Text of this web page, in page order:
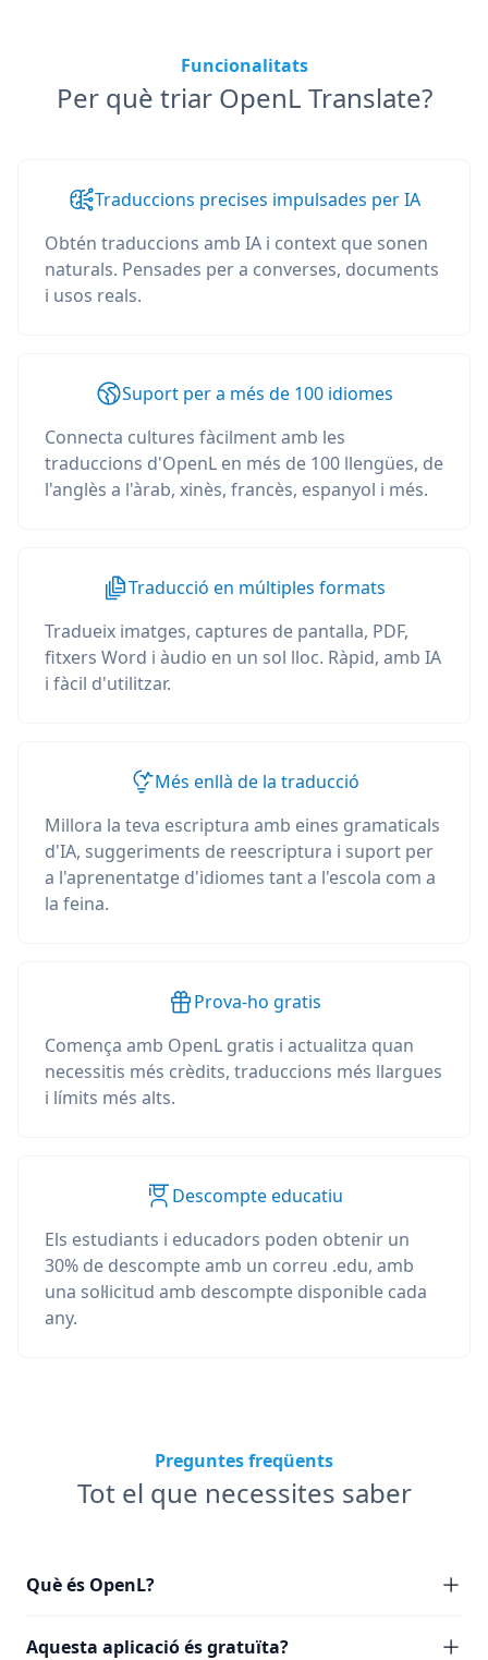
Funcionalitats
Per què triar OpenL Translate?
Traduccions precises impulsades per IA
Obtén traduccions amb IA i context que sonen
naturals. Pensades per a converses, documents
i usos reals.
Suport per a més de 100 idiomes
Connecta cultures fàcilment amb les
traduccions d'OpenL en més de 100 llengües, de
l'anglès a l'àrab, xinès, francès, espanyol i més.
Traducció en múltiples formats
Tradueix imatges, captures de pantalla, PDF,
fitxers Word i àudio en un sol lloc. Ràpid, amb IA
i fàcil d'utilitzar.
Més enllà de la traducció
Millora la teva escriptura amb eines gramaticals
d'IA, suggeriments de reescriptura i suport per
a l'aprenentatge d'idiomes tant a l'escola com a
la feina.
Prova-ho gratis
Comença amb OpenL gratis i actualitza quan
necessitis més crèdits, traduccions més llargues
i límits més alts.
Descompte educatiu
Els estudiants i educadors poden obtenir un
30% de descompte amb un correu .edu, amb
una sol·licitud amb descompte disponible cada
any.
Preguntes freqüents
Tot el que necessites saber
Què és OpenL?
Aquesta aplicació és gratuïta?